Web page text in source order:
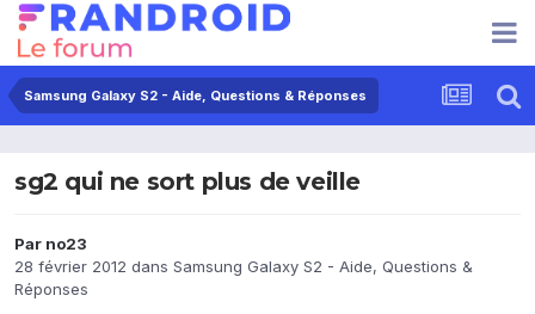
Samsung Galaxy S2 - Aide, Questions & Réponses
sg2 qui ne sort plus de veille
Par no23
28 février 2012 dans Samsung Galaxy S2 - Aide, Questions &
Réponses